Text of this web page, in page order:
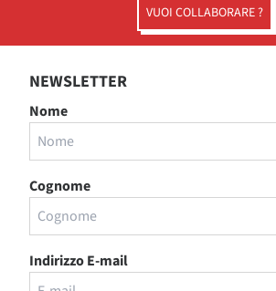
VUOI COLLABORARE ?
NEWSLETTER
Nome
Cognome
Indirizzo E-mail